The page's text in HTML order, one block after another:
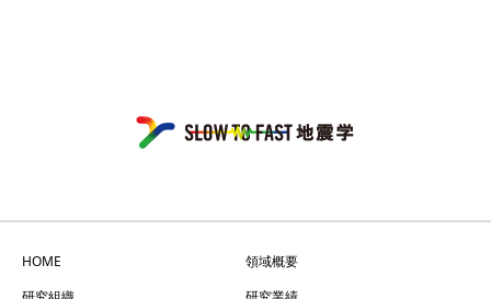
HOME
領域概要